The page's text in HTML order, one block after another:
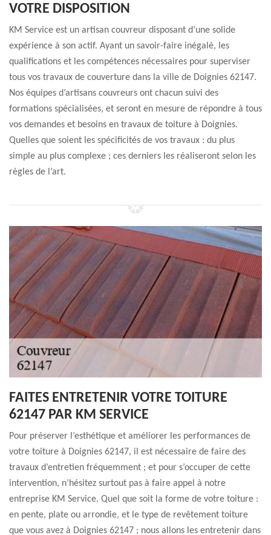
VOTRE DISPOSITION
KM Service est un artisan couvreur disposant d’une solide
expérience à son actif. Ayant un savoir-faire inégalé, les
qualifications et les compétences nécessaires pour superviser
tous vos travaux de couverture dans la ville de Doignies 62147.
Nos équipes d’artisans couvreurs ont chacun suivi des
formations spécialisées, et seront en mesure de répondre à tous
vos demandes et besoins en travaux de toiture à Doignies.
Quelles que soient les spécificités de vos travaux : du plus
simple au plus complexe ; ces derniers les réaliseront selon les
règles de l’art.
FAITES ENTRETENIR VOTRE TOITURE
62147 PAR KM SERVICE
Pour préserver l’esthétique et améliorer les performances de
votre toiture à Doignies 62147, il est nécessaire de faire des
travaux d’entretien fréquemment ; et pour s’occuper de cette
intervention, n’hésitez surtout pas à faire appel à notre
entreprise KM Service. Quel que soit la forme de votre toiture :
en pente, plate ou arrondie, et le type de revêtement toiture
que vous avez à Doignies 62147 ; nous allons les entretenir dans